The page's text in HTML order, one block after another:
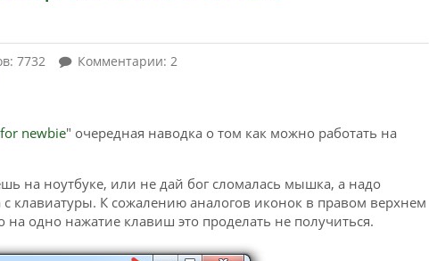
7732
Комментарии: 2
newbie" очередная наводка о том как можно работать на
на ноутбуке, или не дай бог сломалась мышка, а надо
клавиатуры. К сожалению аналогов иконок в правом верхнем
на одно нажатие клавиш это проделать не получиться.